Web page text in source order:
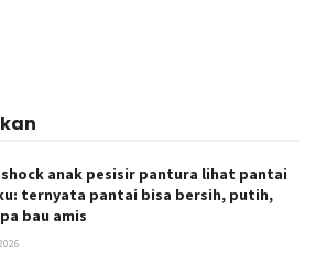
anak pesisir pantura lihat pantai
ternyata pantai bisa bersih, putih,
bau amis